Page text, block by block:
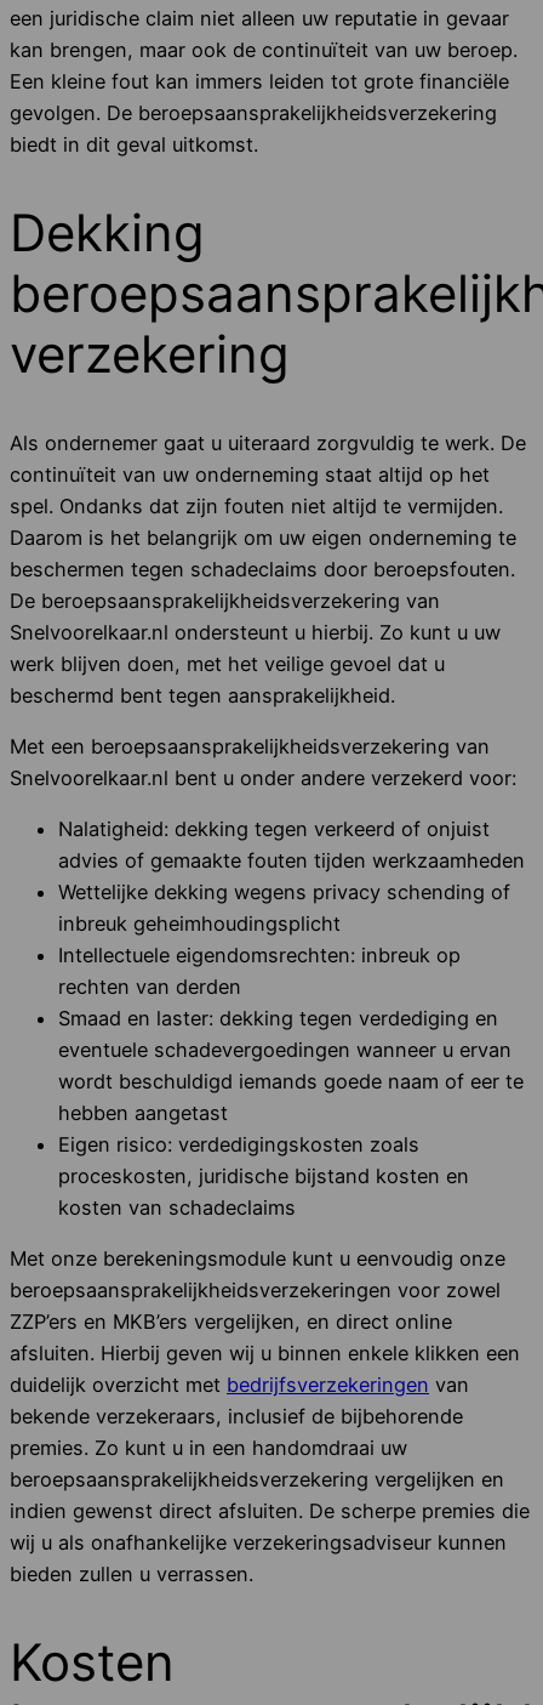
een juridische claim niet alleen uw reputatie in gevaar
kan brengen, maar ook de continuïteit van uw beroep.
Een kleine fout kan immers leiden tot grote financiële
gevolgen. De beroepsaansprakelijkheidsverzekering
biedt in dit geval uitkomst.
Dekking
verzekering
Als ondernemer gaat u uiteraard zorgvuldig te werk. De
continuïteit van uw onderneming staat altijd op het
spel. Ondanks dat zijn fouten niet altijd te vermijden.
Daarom is het belangrijk om uw eigen onderneming te
beschermen tegen schadeclaims door beroepsfouten.
De beroepsaansprakelijkheidsverzekering van
Snelvoorelkaar.nl ondersteunt u hierbij. Zo kunt u uw
werk blijven doen, met het veilige gevoel dat u
beschermd bent tegen aansprakelijkheid.
Met een beroepsaansprakelijkheidsverzekering van
Snelvoorelkaar.nl bent u onder andere verzekerd voor:
Nalatigheid: dekking tegen verkeerd of onjuist
advies of gemaakte fouten tijden werkzaamheden
Wettelijke dekking wegens privacy schending of
inbreuk geheimhoudingsplicht
Intellectuele eigendomsrechten: inbreuk op
rechten van derden
Smaad en laster: dekking tegen verdediging en
eventuele schadevergoedingen wanneer u ervan
wordt beschuldigd iemands goede naam of eer te
hebben aangetast
Eigen risico: verdedigingskosten zoals
proceskosten, juridische bijstand kosten en
kosten van schadeclaims
Met onze berekeningsmodule kunt u eenvoudig onze
beroepsaansprakelijkheidsverzekeringen voor zowel
ZZP’ers en MKB’ers vergelijken, en direct online
afsluiten. Hierbij geven wij u binnen enkele klikken een
duidelijk overzicht met bedrijfsverzekeringen van
bekende verzekeraars, inclusief de bijbehorende
premies. Zo kunt u in een handomdraai uw
beroepsaansprakelijkheidsverzekering vergelijken en
indien gewenst direct afsluiten. De scherpe premies die
wij u als onafhankelijke verzekeringsadviseur kunnen
bieden zullen u verrassen.
Kosten